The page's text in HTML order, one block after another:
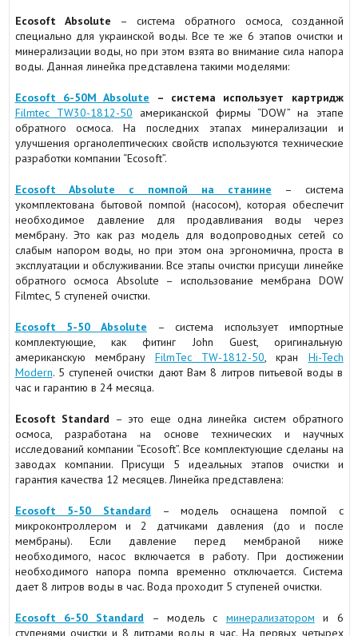
Ecosoft Absolute – система обратного осмоса, созданной
специально для украинской воды. Все те же 6 этапов очистки и
минерализации воды, но при этом взята во внимание сила напора
воды. Данная линейка представлена такими моделями:
Ecosoft 6-50M Absolute – система использует картридж
Filmtec TW30-1812-50 американской фирмы “DOW” на этапе
обратного осмоса. На последних этапах минерализации и
улучшения органолептических свойств используются технические
разработки компании “Ecosoft”.
Ecosoft Absolute с помпой на станине – система
укомплектована бытовой помпой (насосом), которая обеспечит
необходимое давление для продавливания воды через
мембрану. Это как раз модель для водопроводных сетей со
слабым напором воды, но при этом она эргономична, проста в
эксплуатации и обслуживании. Все этапы очистки присущи линейке
обратного осмоса Absolute – использование мембрана DOW
Filmtec, 5 ступеней очистки.
Ecosoft 5-50 Absolute – система использует импортные
комплектующие, как фитинг John Guest, оригинальную
американскую мембрану FilmTec TW-1812-50, кран Hi-Tech
Modern. 5 ступеней очистки дают Вам 8 литров питьевой воды в
час и гарантию в 24 месяца.
Ecosoft Standard – это еще одна линейка систем обратного
осмоса, разработана на основе технических и научных
исследований компании “Ecosoft”. Все комплектующие сделаны на
заводах компании. Присущи 5 идеальных этапов очистки и
гарантия качества 12 месяцев. Линейка представлена:
Ecosoft 5-50 Standard – модель оснащена помпой с
микроконтроллером и 2 датчиками давления (до и после
мембраны). Если давление перед мембраной ниже
необходимого, насос включается в работу. При достижении
необходимого напора помпа временно отключается. Система
дает 8 литров воды в час. Вода проходит 5 ступеней очистки.
Ecosoft 6-50 Standard – модель с минерализатором и 6
ступенями очистки и 8 литрами воды в час. На первых четырех